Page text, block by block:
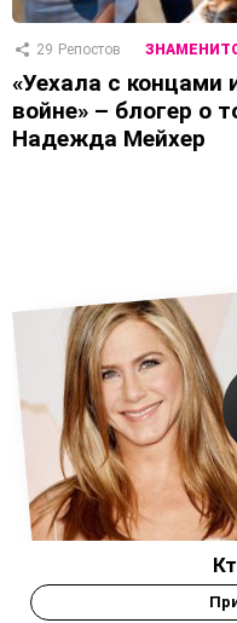
29 Репостов
«Уехала с концами
войне» – блогер о
Надежда Мейхер